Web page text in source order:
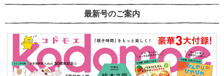
最新号のご案内